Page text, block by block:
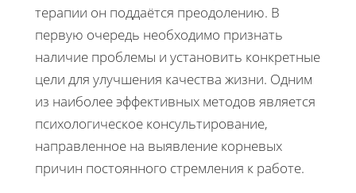
терапии он поддаётся преодолению. В
первую очередь необходимо признать
наличие проблемы и установить конкретные
цели для улучшения качества жизни. Одним
из наиболее эффективных методов является
психологическое консультирование,
направленное на выявление корневых
причин постоянного стремления к работе.